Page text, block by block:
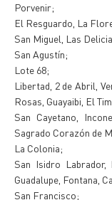
Porvenir;
El Resguardo, La
San Miguel, Las
San Agustín;
Lote 68;
Libertad, 2 de Abril,
Rosas, Guayaibi, El
San Cayetano,
Sagrado Corazón de
La Colonia;
San Isidro Labrador,
Guadalupe, Fontana,
San Francisco;